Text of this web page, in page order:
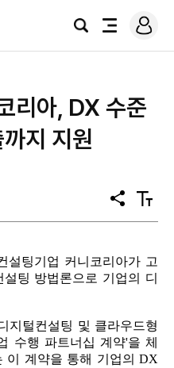
검
전
로
그
리아, DX 수준
지 지원
공
유
텍
스
기
설팅기업 커니코리아가 고
팅 방법론으로 기업의 디
지털컨설팅 및 클라우드형
수행 파트너십 계약'을 체
이 계약을 통해 기업의 DX